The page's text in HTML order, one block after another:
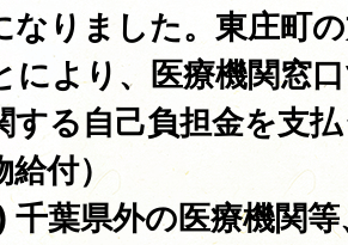
なりました。東庄町
により、医療機関窓
する自己負担金を支
給付）
千葉県外の医療機関